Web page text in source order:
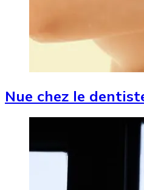
Nue chez le